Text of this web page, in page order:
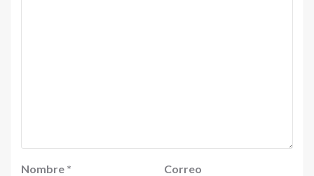
Nombre *
Correo